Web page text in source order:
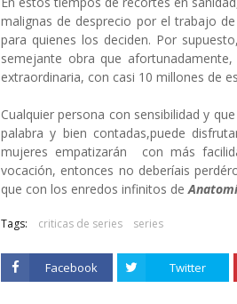
malignas de desprecio por el trabajo
para quienes los deciden. Por
semejante obra que
extraordinaria, con casi 10 millones de
Cualquier persona con sensibilidad y
palabra y bien contadas,puede
mujeres empatizarán con más
vocación, entonces no deberíais
que con los enredos infinitos de
Tags: criticas de series series
Facebook Twitter